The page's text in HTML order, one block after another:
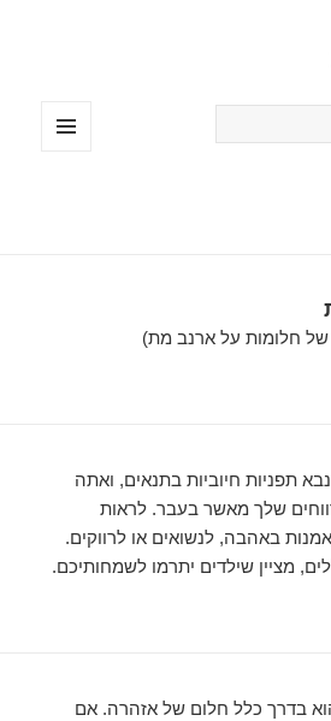
תפניות חיוביות בתנאים, ואתה
שלך מאשר בעבר. לראות
באהבה, לנשואים או לרווקים.
מציין שילדים יתרמו לשמחותיכם.
בדרך כלל חלום של אזהרה. אם